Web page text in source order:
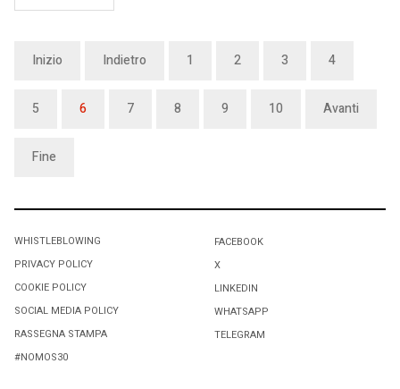
Inizio Indietro 1 2 3 4
5 6 7 8 9 10 Avanti
Fine
WHISTLEBLOWING
PRIVACY POLICY
COOKIE POLICY
SOCIAL MEDIA POLICY
RASSEGNA STAMPA
#NOMOS30
FACEBOOK
X
LINKEDIN
WHATSAPP
TELEGRAM